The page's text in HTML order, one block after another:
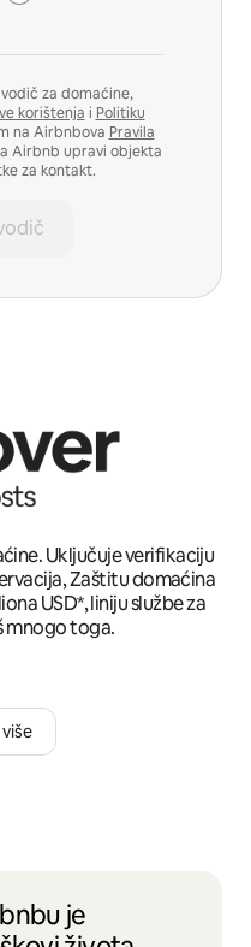
za domaćine,
korištenja i Politiku
na Airbnbova Pravila
Airbnb upravi objekta
za kontakt.
Uključuje verifikaciju
Zaštitu domaćina
USD*, liniju službe za
mnogo toga.
je